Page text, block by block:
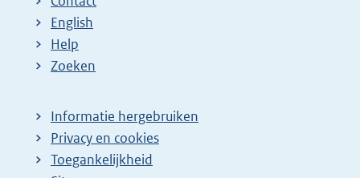
English
Help
Zoeken
Informatie hergebruiken
Privacy en cookies
Toegankelijkheid